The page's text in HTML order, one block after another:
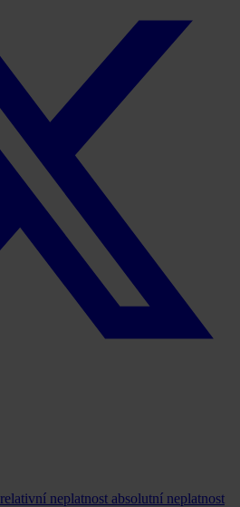
relativní neplatnost absolutní neplatnost